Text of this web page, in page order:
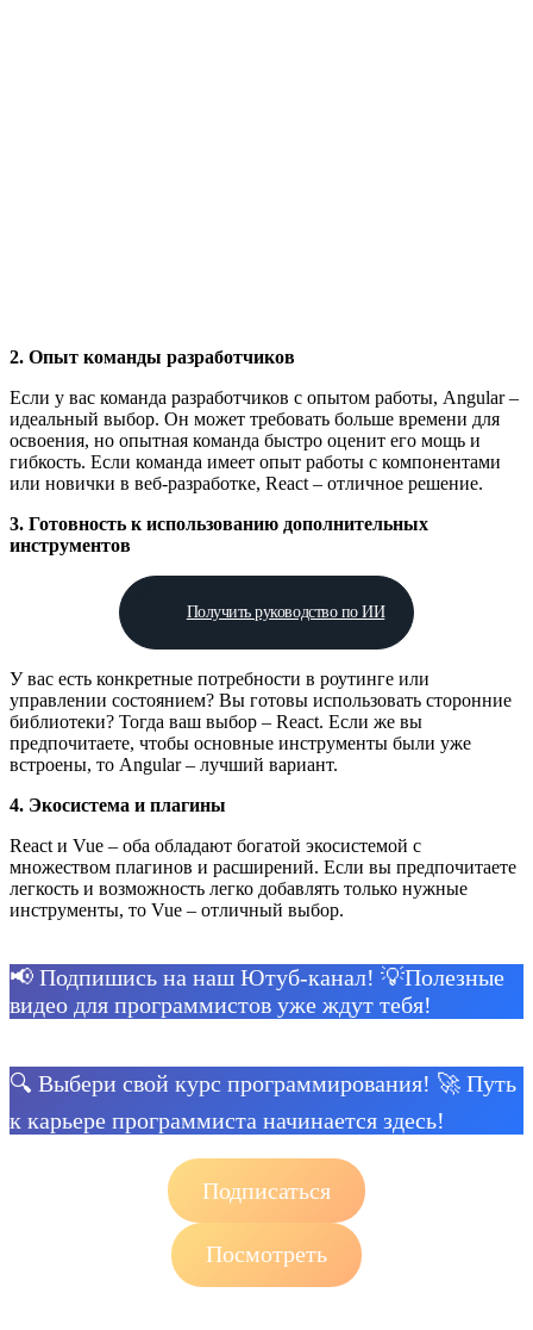
2. Опыт команды разработчиков
Если у вас команда разработчиков с опытом работы, Angular –
идеальный выбор. Он может требовать больше времени для
освоения, но опытная команда быстро оценит его мощь и
гибкость. Если команда имеет опыт работы с компонентами
или новички в веб-разработке, React – отличное решение.
3. Готовность к использованию дополнительных
инструментов
Получить руководство по ИИ
У вас есть конкретные потребности в роутинге или
управлении состоянием? Вы готовы использовать сторонние
библиотеки? Тогда ваш выбор – React. Если же вы
предпочитаете, чтобы основные инструменты были уже
встроены, то Angular – лучший вариант.
4. Экосистема и плагины
React и Vue – оба обладают богатой экосистемой с
множеством плагинов и расширений. Если вы предпочитаете
легкость и возможность легко добавлять только нужные
инструменты, то Vue – отличный выбор.
📢 Подпишись на наш Ютуб-канал! 💡Полезные
видео для программистов уже ждут тебя!
🔍 Выбери свой курс программирования! 🚀 Путь
к карьере программиста начинается здесь!
Подписаться
Посмотреть